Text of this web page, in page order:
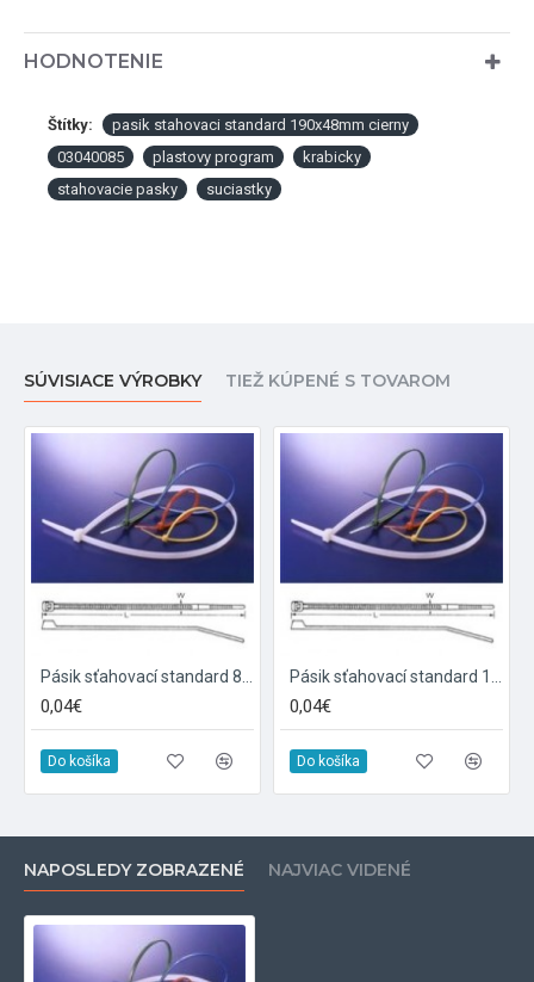
HODNOTENIE
Štítky:
pasik stahovaci standard 190x48mm cierny
03040085
plastovy program
krabicky
stahovacie pasky
suciastky
SÚVISIACE VÝROBKY TIEŽ KÚPENÉ S TOVAROM
0,04€
Do košíka
0,04€
Do košíka
NAPOSLEDY ZOBRAZENÉ NAJVIAC VIDENÉ